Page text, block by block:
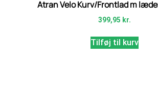
Atran Velo Kurv/Frontlad m
399,95 kr.
Tilføj til kurv